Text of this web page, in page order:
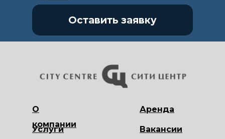
Оставить заявку
Аренда
Услуги
О
компании
Вакансии